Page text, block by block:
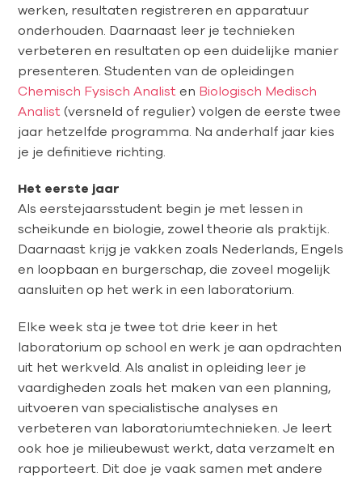
werken, resultaten registreren en apparatuur
onderhouden. Daarnaast leer je technieken
verbeteren en resultaten op een duidelijke manier
presenteren. Studenten van de opleidingen
Chemisch Fysisch Analist en Biologisch Medisch
Analist (versneld of regulier) volgen de eerste twee
jaar hetzelfde programma. Na anderhalf jaar kies
je je definitieve richting.
Het eerste jaar
Als eerstejaarsstudent begin je met lessen in
scheikunde en biologie, zowel theorie als praktijk.
Daarnaast krijg je vakken zoals Nederlands, Engels
en loopbaan en burgerschap, die zoveel mogelijk
aansluiten op het werk in een laboratorium.
Elke week sta je twee tot drie keer in het
laboratorium op school en werk je aan opdrachten
uit het werkveld. Als analist in opleiding leer je
vaardigheden zoals het maken van een planning,
uitvoeren van specialistische analyses en
verbeteren van laboratoriumtechnieken. Je leert
ook hoe je milieubewust werkt, data verzamelt en
rapporteert. Dit doe je vaak samen met andere